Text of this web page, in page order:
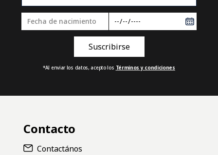
*Al enviar los datos, acepto los Términos y condiciones
Contacto
Contactános